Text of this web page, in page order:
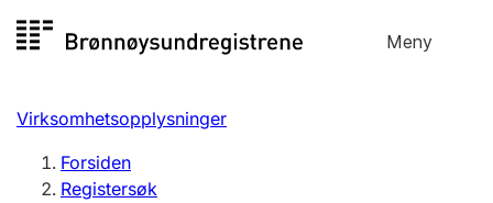
til
Meny
Registersøk
Aksjeselskap
Virksomhetsopplysninger
Forsiden
Registersøk